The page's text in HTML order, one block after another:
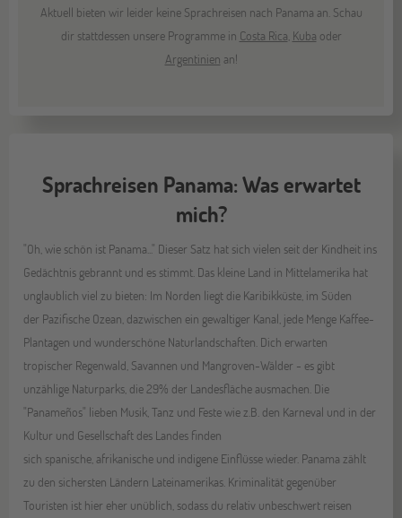
Aktuell bieten wir leider keine Sprachreisen nach Panama an. Schau
dir stattdessen unsere Programme in Costa Rica Kuba oder
Argentinien an!
Sprachreisen Panama: Was erwartet
mich?
"Oh, wie schön ist Panama..." Dieser Satz hat sich vielen seit der Kindheit ins
Gedächtnis gebrannt und es stimmt. Das kleine Land in Mittelamerika hat
unglaublich viel zu bieten: Im Norden liegt die Karibikküste, im Süden
der Pazifische Ozean, dazwischen ein gewaltiger Kanal, jede Menge Kaffee-
Plantagen und wunderschöne Naturlandschaften. Dich erwarten
tropischer Regenwald, Savannen und Mangroven-Wälder - es gibt
unzählige Naturparks, die 29% der Landesfläche ausmachen. Die
"Panameños" lieben Musik, Tanz und Feste wie z.B. den Karneval und in der
Kultur und Gesellschaft des Landes finden
sich spanische, afrikanische und indigene Einflüsse wieder. Panama zählt
zu den sichersten Ländern Lateinamerikas. Kriminalität gegenüber
Touristen ist hier eher unüblich, sodass du relativ unbeschwert reisen